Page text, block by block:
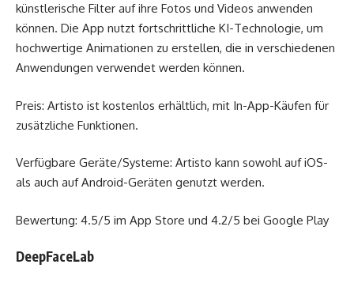
künstlerische Filter auf ihre Fotos und Videos anwenden
können. Die App nutzt fortschrittliche KI-Technologie, um
hochwertige Animationen zu erstellen, die in verschiedenen
Anwendungen verwendet werden können.
Preis: Artisto ist kostenlos erhältlich, mit In-App-Käufen für
zusätzliche Funktionen.
Verfügbare Geräte/Systeme: Artisto kann sowohl auf iOS-
als auch auf Android-Geräten genutzt werden.
Bewertung: 4.5/5 im App Store und 4.2/5 bei Google Play
DeepFaceLab